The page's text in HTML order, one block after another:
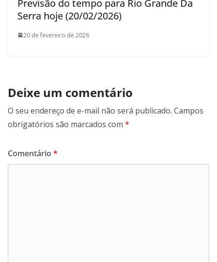
Previsão do tempo para Rio Grande Da
Serra hoje (20/02/2026)
20 de fevereiro de 2026
Deixe um comentário
O seu endereço de e-mail não será publicado. Campos
obrigatórios são marcados com *
Comentário *